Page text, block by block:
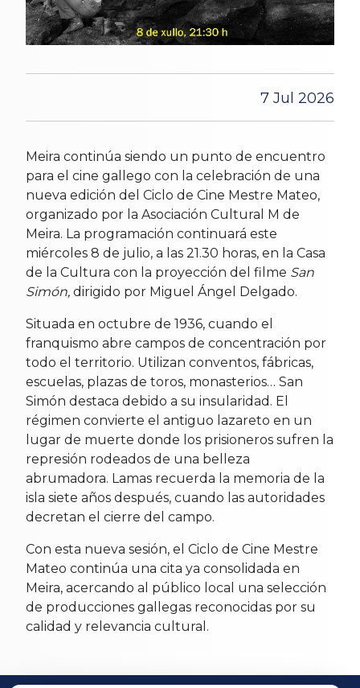
7 Jul 2026
Meira continúa siendo un punto de encuentro
para el cine gallego con la celebración de una
nueva edición del Ciclo de Cine Mestre Mateo,
organizado por la Asociación Cultural M de
Meira. La programación continuará este
miércoles 8 de julio, a las 21.30 horas, en la Casa
de la Cultura con la proyección del filme San
Simón, dirigido por Miguel Ángel Delgado.
Situada en octubre de 1936, cuando el
franquismo abre campos de concentración por
todo el territorio. Utilizan conventos, fábricas,
escuelas, plazas de toros, monasterios… San
Simón destaca debido a su insularidad. El
régimen convierte el antiguo lazareto en un
lugar de muerte donde los prisioneros sufren la
represión rodeados de una belleza
abrumadora. Lamas recuerda la memoria de la
isla siete años después, cuando las autoridades
decretan el cierre del campo.
Con esta nueva sesión, el Ciclo de Cine Mestre
Mateo continúa una cita ya consolidada en
Meira, acercando al público local una selección
de producciones gallegas reconocidas por su
calidad y relevancia cultural.